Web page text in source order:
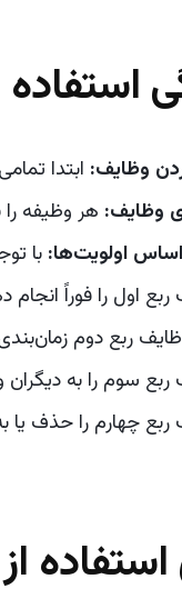
استفاده
وظایف: ابتدا
وظایف: هر وظیفه
اولویت‌ها: با
اول را فوراً انجام
ربع دوم
سوم را به دیگران
چهارم را حذف یا
استفاده